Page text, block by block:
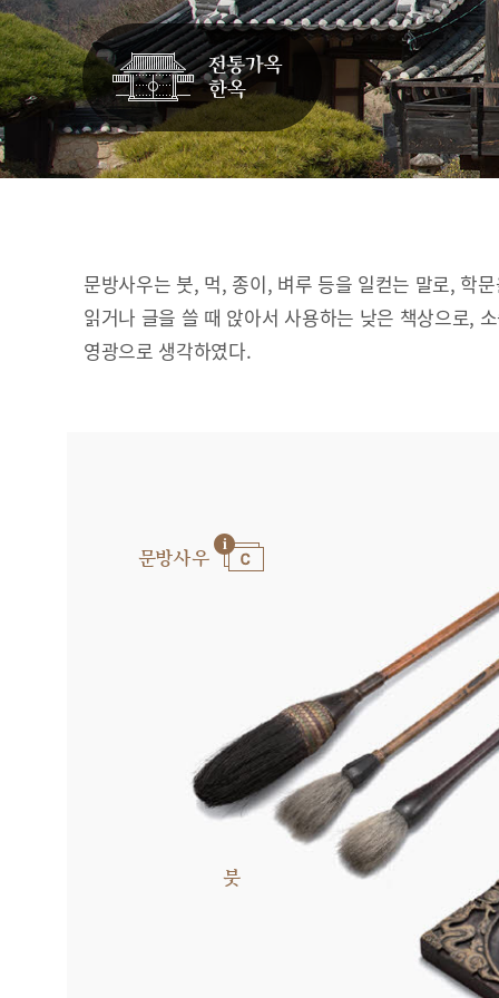
문방사우는 붓, 먹, 종이, 벼루 등을 일컫는 말로, 학
읽거나 글을 쓸 때 앉아서 사용하는 낮은 책상으로,
영광으로 생각하였다.
문방사우
붓